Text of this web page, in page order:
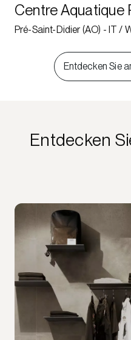
Centre Aquatique
Pré-Saint-Didier (AO) - IT /
Entdecken Sie
Entdecken